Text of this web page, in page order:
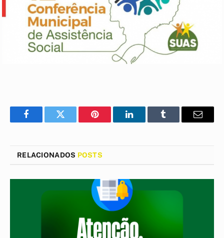
FacebookTwitter Pinterest LinkedInTumblr
E-
RELACIONADOS POSTS